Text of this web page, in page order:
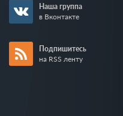
Наша группа
в Вконтакте
Подпишитесь
на RSS ленту